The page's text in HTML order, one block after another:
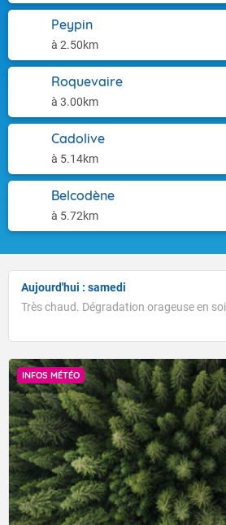
Peypin
à 2.50km
Roquevaire
à 3.00km
Cadolive
à 5.14km
Belcodène
à 5.72km
Aujourd'hui : samedi
Très chaud. Dégradation orageuse en
INFOS MÉTÉO